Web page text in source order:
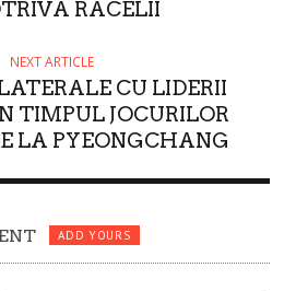
RACELII
NEXT ARTICLE
CU LIDERII
TIMPUL JOCURILOR
LA PYEONGCHANG
ADD YOURS